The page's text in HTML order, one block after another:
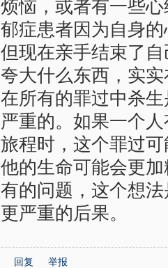
烦恼，或者有一些
郁症患者因为自身
但现在亲手结束了
夸大什么东西，实
在所有的罪过中杀
严重的。如果一个
旅程时，这个罪过
他的生命可能会更
有的问题，这个想
更严重的后果。
回复 举报